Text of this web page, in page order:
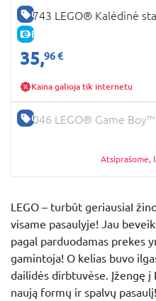
GERA KAINA
E-KAINA
40743 LEGO® Kalėdinė
35,96 €
Kaina galioja tik internetu
GERA KAINA
72046 LEGO® Game Boy™
Atsiprašome,
LEGO – turbūt geriausiaI
visame pasaulyje! Jau
pagal parduodamas prekes
gamintoja! O kelias buvo
dailidės dirbtuvėse. Įžengę į
naują formų ir spalvų